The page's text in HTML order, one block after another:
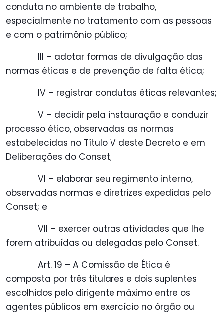
conduta no ambiente de trabalho,
especialmente no tratamento com as pessoas
e com o patrimônio público;
III – adotar formas de divulgação das
normas éticas e de prevenção de falta ética;
IV – registrar condutas éticas relevantes;
V – decidir pela instauração e conduzir
processo ético, observadas as normas
estabelecidas no Título V deste Decreto e em
Deliberações do Conset;
VI – elaborar seu regimento interno,
observadas normas e diretrizes expedidas pelo
Conset; e
VII – exercer outras atividades que lhe
forem atribuídas ou delegadas pelo Conset.
Art. 19 – A Comissão de Ética é
composta por três titulares e dois suplentes
escolhidos pelo dirigente máximo entre os
agentes públicos em exercício no órgão ou